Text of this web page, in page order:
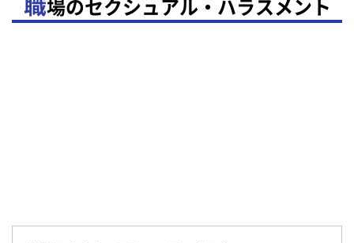
職場のセクシュアル・ハラスメント